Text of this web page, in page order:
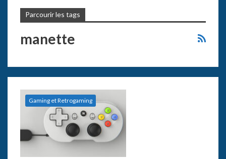
Parcourir les tags
manette
Gaming et Retrogaming